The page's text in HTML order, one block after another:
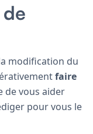
modification du
faire
de vous aider
pour vous le